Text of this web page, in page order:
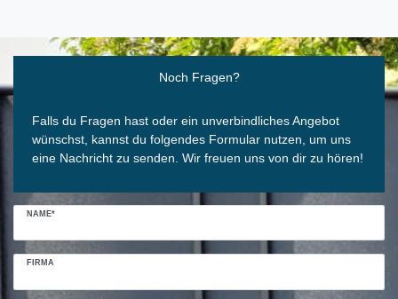
Noch Fragen?
Falls du Fragen hast oder ein unverbindliches Angebot
wünschst, kannst du folgendes Formular nutzen, um uns
eine Nachricht zu senden. Wir freuen uns von dir zu hören!
NAME*
FIRMA
Ceres::Template.mailFormHoneypotLabel